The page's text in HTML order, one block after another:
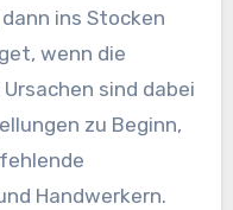
ins Stocken
wenn die
sind dabei
zu Beginn,
Handwerkern.